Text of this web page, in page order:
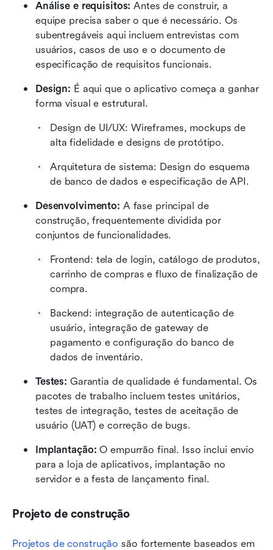
Análise e requisitos: Antes de construir, a
equipe precisa saber o que é necessário. Os
subentregáveis aqui incluem entrevistas com
usuários, casos de uso e o documento de
especificação de requisitos funcionais.
Design: É aqui que o aplicativo começa a ganhar
forma visual e estrutural.
Design de UI/UX: Wireframes, mockups de
alta fidelidade e designs de protótipo.
Arquitetura de sistema: Design do esquema
de banco de dados e especificação de API.
Desenvolvimento: A fase principal de
construção, frequentemente dividida por
conjuntos de funcionalidades.
Frontend: tela de login, catálogo de produtos,
carrinho de compras e fluxo de finalização de
compra.
Backend: integração de autenticação de
usuário, integração de gateway de
pagamento e configuração do banco de
dados de inventário.
Testes: Garantia de qualidade é fundamental. Os
pacotes de trabalho incluem testes unitários,
testes de integração, testes de aceitação de
usuário (UAT) e correção de bugs.
Implantação: O empurrão final. Isso inclui envio
para a loja de aplicativos, implantação no
servidor e a festa de lançamento final.
Projeto de construção
Projetos de construção são fortemente baseados em